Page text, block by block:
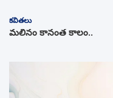
కవితలు
మలినం కానంత కాలం..